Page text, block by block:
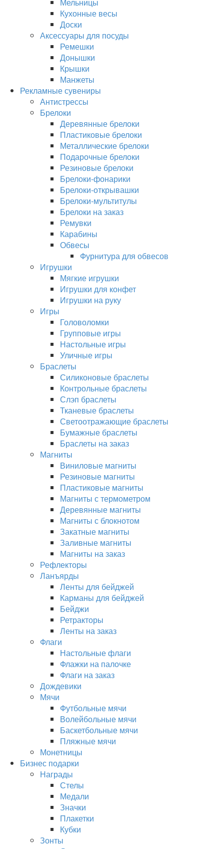
Кухонные весы
Доски
Аксессуары для посуды
Ремешки
Донышки
Крышки
Манжеты
Рекламные сувениры
Антистрессы
Брелоки
Деревянные брелоки
Пластиковые брелоки
Металлические брелоки
Подарочные брелоки
Резиновые брелоки
Брелоки-фонарики
Брелоки-открывашки
Брелоки-мультитулы
Брелоки на заказ
Ремувки
Карабины
Обвесы
Фурнитура для обвесов
Игрушки
Мягкие игрушки
Игрушки для конфет
Игрушки на руку
Игры
Головоломки
Групповые игры
Настольные игры
Уличные игры
Браслеты
Силиконовые браслеты
Контрольные браслеты
Слэп браслеты
Тканевые браслеты
Светоотражающие браслеты
Бумажные браслеты
Браслеты на заказ
Магниты
Виниловые магниты
Резиновые магниты
Пластиковые магниты
Магниты с термометром
Деревянные магниты
Магниты с блокнотом
Закатные магниты
Заливные магниты
Магниты на заказ
Рефлекторы
Ланъярды
Ленты для бейджей
Карманы для бейджей
Бейджи
Ретракторы
Ленты на заказ
Флаги
Настольные флаги
Флажки на палочке
Флаги на заказ
Дождевики
Мячи
Футбольные мячи
Волейбольные мячи
Баскетбольные мячи
Пляжные мячи
Монетницы
Бизнес подарки
Награды
Стелы
Медали
Значки
Плакетки
Кубки
Зонты